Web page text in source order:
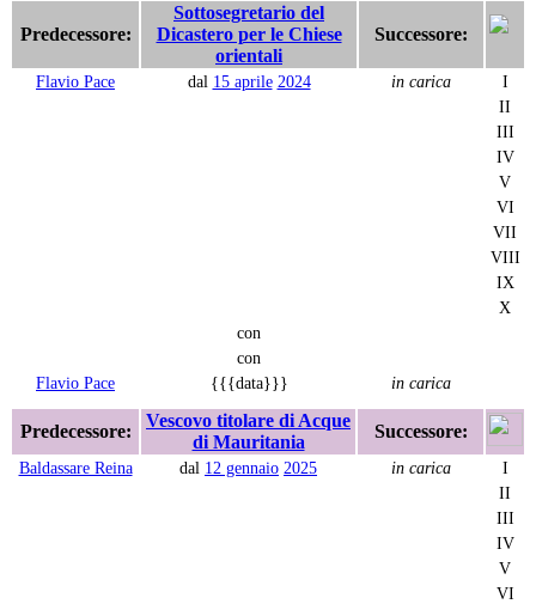
Predecessore:
Sottosegretario del
Dicastero per le Chiese
orientali
Successore:
Flavio Pace dal 15 aprile 2024 in carica
I
II
III
IV
V
VI
VII
VIII
IX
X
con
con
Flavio Pace
{{{data}}} in carica
Predecessore:
Vescovo titolare di Acque
di Mauritania
Successore:
Baldassare Reina dal 12 gennaio 2025 in carica
I
II
III
IV
V
VI